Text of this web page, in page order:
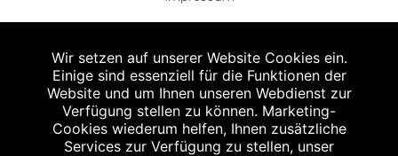
Datenschutz
Kontakt
Bildnachweis
Wir setzen auf unserer Website Cookies ein.
Einige sind essenziell für die Funktionen der
Website und um Ihnen unseren Webdienst zur
Verfügung stellen zu können. Marketing-
Cookies wiederum helfen, Ihnen zusätzliche
Services zur Verfügung zu stellen, unser